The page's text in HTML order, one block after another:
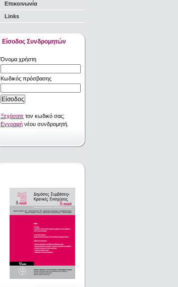
Επικοινωνία
Links
Είσοδος Συνδρομητών
Όνομα χρήστη
Κωδικός πρόσβασης
Ξεχάσατε τον κωδικό σας;
Εγγραφή νέου συνδρομητή.